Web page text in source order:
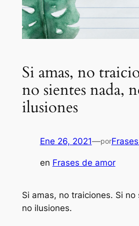
Si amas, no
no sientes nada,
ilusiones
Ene 26, 2021—por
en Frases de amor
Si amas, no traiciones. Si
no ilusiones.